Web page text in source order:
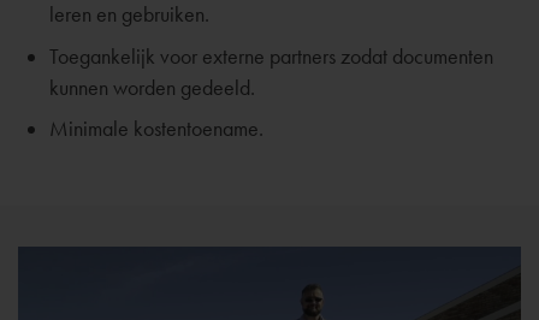
leren en gebruiken.
Toegankelijk voor externe partners zodat documenten
kunnen worden gedeeld.
Minimale kostentoename.